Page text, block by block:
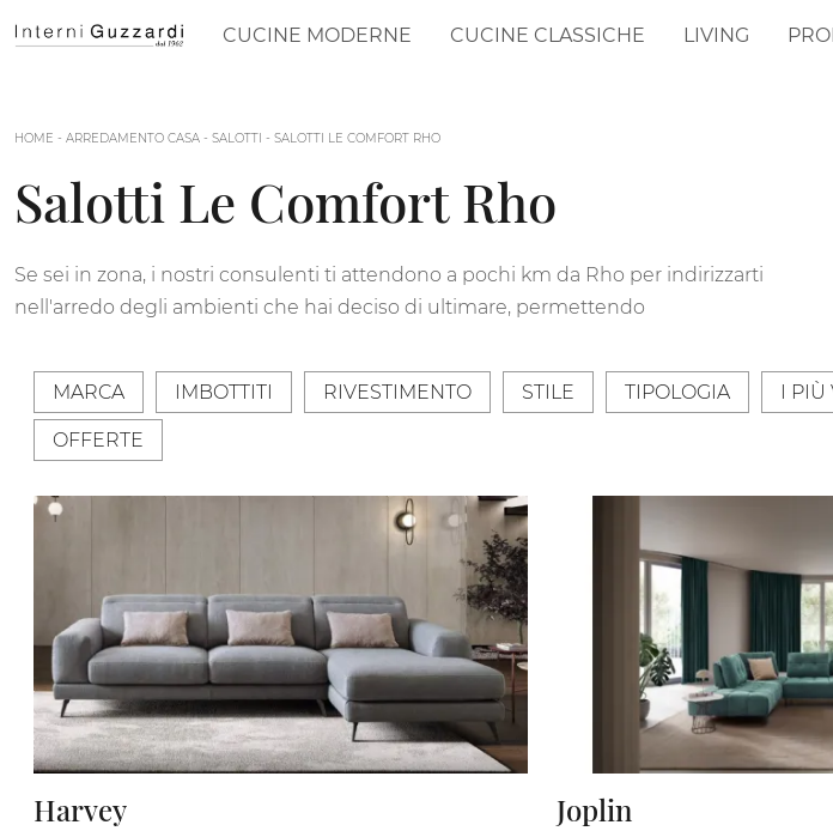
CUCINE MODERNE CUCINE CLASSICHE LIVING
HOME - ARREDAMENTO CASA - SALOTTI - SALOTTI LE COMFORT RHO
Salotti Le Comfort Rho
Se sei in zona, i nostri consulenti ti attendono a pochi km da Rho per indirizzarti
nell'arredo degli ambienti che hai deciso di ultimare, permettendo
MARCA IMBOTTITI RIVESTIMENTO STILE TIPOLOGIA I PIÙ
OFFERTE
Harvey Joplin